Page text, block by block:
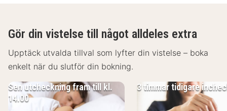
Gör din vistelse till något alldeles extra
Upptäck utvalda tillval som lyfter din vistelse – boka
enkelt när du slutför din bokning.
3 timmar tidigare
Sen utcheckning fram till kl.
14.00